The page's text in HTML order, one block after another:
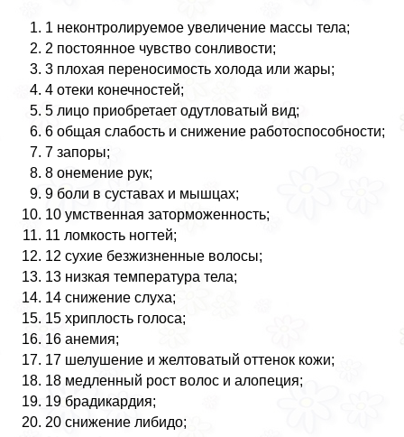
1 неконтролируемое увеличение массы тела;
2 постоянное чувство сонливости;
3 плохая переносимость холода или жары;
4 отеки конечностей;
5 лицо приобретает одутловатый вид;
6 общая слабость и снижение работоспособности;
7 запоры;
8 онемение рук;
9 боли в суставах и мышцах;
10 умственная заторможенность;
11 ломкость ногтей;
12 сухие безжизненные волосы;
13 низкая температура тела;
14 снижение слуха;
15 хриплость голоса;
16 анемия;
17 шелушение и желтоватый оттенок кожи;
18 медленный рост волос и алопеция;
19 брадикардия;
20 снижение либидо;